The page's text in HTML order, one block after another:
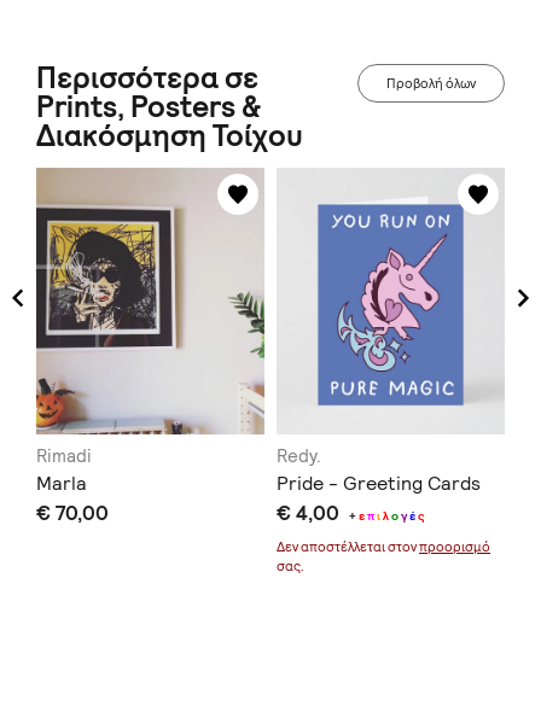
Περισσότερα σε
Prints, Posters &
Διακόσμηση Τοίχου
Προβολή όλων
Rimadi
Marla
€ 70,00
Redy.
Pride - Greeting Cards
€ 4,00 +επιλογές
Δεν αποστέλλεται στονπροορισμό
σας.